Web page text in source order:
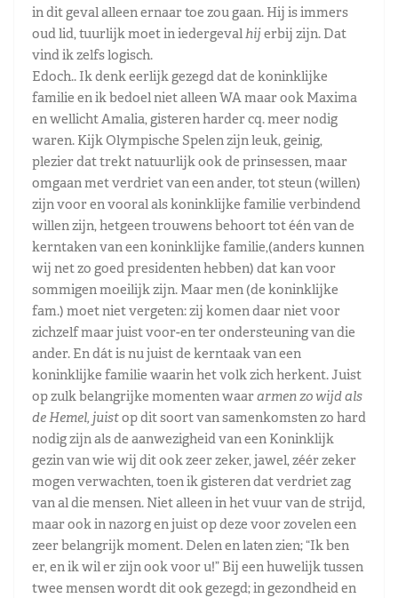
in dit geval alleen ernaar toe zou gaan. Hij is immers
oud lid, tuurlijk moet in iedergeval hijerbij zijn. Dat
vind ik zelfs logisch.
Edoch.. Ik denk eerlijk gezegd dat de koninklijke
familie en ik bedoel niet alleen WA maar ook Maxima
en wellicht Amalia, gisteren harder cq. meer nodig
waren. Kijk Olympische Spelen zijn leuk, geinig,
plezier dat trekt natuurlijk ook de prinsessen, maar
omgaan met verdriet van een ander, tot steun (willen)
zijn voor en vooral als koninklijke familie verbindend
willen zijn, hetgeen trouwens behoort tot één van de
kerntaken van een koninklijke familie,(anders kunnen
wij net zo goed presidenten hebben) dat kan voor
sommigen moeilijk zijn. Maar men (de koninklijke
fam.) moet niet vergeten: zij komen daar niet voor
zichzelf maar juist voor-en ter ondersteuning van die
ander. En dát is nu juist de kerntaak van een
koninklijke familie waarin het volk zich herkent. Juist
op zulk belangrijke momenten waararmen zo wijd als
de Hemel, juistop dit soort van samenkomsten zo hard
nodig zijn als de aanwezigheid van een Koninklijk
gezin van wie wij dit ook zeer zeker, jawel, zéér zeker
mogen verwachten, toen ik gisteren dat verdriet zag
van al die mensen. Niet alleen in het vuur van de strijd,
maar ook in nazorg en juist op deze voor zovelen een
zeer belangrijk moment. Delen en laten zien; “Ik ben
er, en ik wil er zijn ook voor u!” Bij een huwelijk tussen
twee mensen wordt dit ook gezegd; in gezondheid en